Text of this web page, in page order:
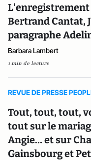
L'enregistrement
Bertrand Cantat,
paragraphe
Barbara Lambert
1 min de lecture
REVUE DE PRESSE
Tout, tout, tout,
tout sur le
Angie… et sur
Gainsbourg et